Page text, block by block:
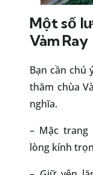
Một số
Vàm Ray
Bạn cần chú
thăm chùa
nghĩa.
– Mặc
lòng kính